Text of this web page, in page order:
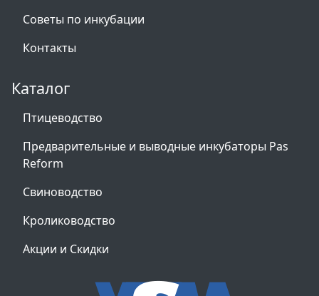
Советы по инкубации
Контакты
Каталог
Птицеводство
Предварительные и выводные инкубаторы Pas
Reform
Свиноводство
Кролиководство
Акции и Скидки